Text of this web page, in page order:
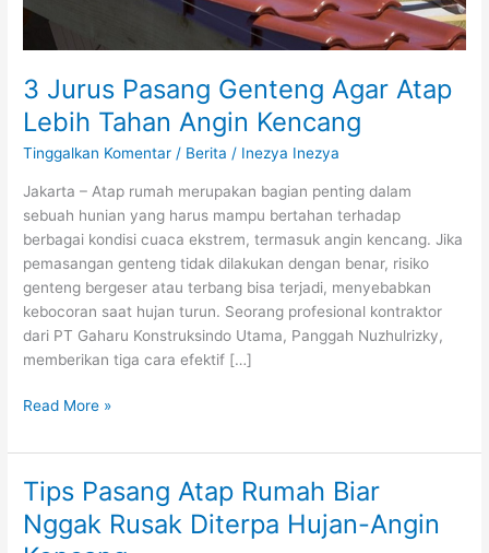
3 Jurus Pasang Genteng Agar Atap
Lebih Tahan Angin Kencang
Tinggalkan Komentar / Berita / Inezya Inezya
Jakarta – Atap rumah merupakan bagian penting dalam
sebuah hunian yang harus mampu bertahan terhadap
berbagai kondisi cuaca ekstrem, termasuk angin kencang. Jika
pemasangan genteng tidak dilakukan dengan benar, risiko
genteng bergeser atau terbang bisa terjadi, menyebabkan
kebocoran saat hujan turun. Seorang profesional kontraktor
dari PT Gaharu Konstruksindo Utama, Panggah Nuzhulrizky,
memberikan tiga cara efektif […]
Read More »
Tips Pasang Atap Rumah Biar
Nggak Rusak Diterpa Hujan-Angin
Tips
Pasang
Atap